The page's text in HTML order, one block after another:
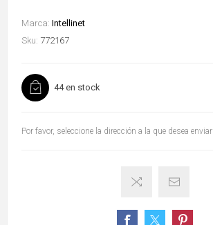
Marca: Intellinet
Sku: 772167
44 en stock
Por favor, seleccione la dirección a la que desea enviar